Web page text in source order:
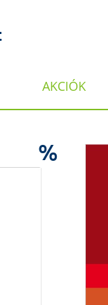
AKCIÓK
%